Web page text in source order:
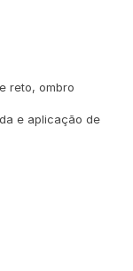
reto, ombro
e aplicação de